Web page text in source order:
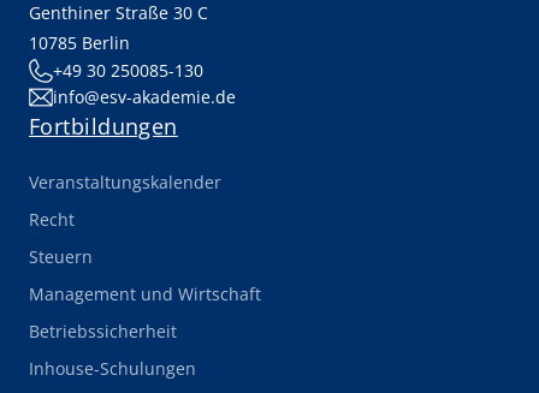
Genthiner Straße 30 C
10785 Berlin
+49 30 250085-130
info@esv-akademie.de
Fortbildungen
Veranstaltungskalender
Recht
Steuern
Management und Wirtschaft
Betriebssicherheit
Inhouse-Schulungen